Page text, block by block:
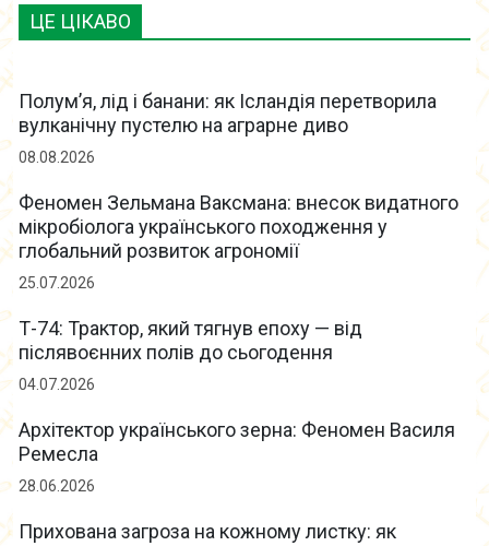
ЦЕ ЦІКАВО
Полум’я, лід і банани: як Ісландія перетворила
вулканічну пустелю на аграрне диво
08.08.2026
Феномен Зельмана Ваксмана: внесок видатного
мікробіолога українського походження у
глобальний розвиток агрономії
25.07.2026
Т-74: Трактор, який тягнув епоху — від
післявоєнних полів до сьогодення
04.07.2026
Архітектор українського зерна: Феномен Василя
Ремесла
28.06.2026
Прихована загроза на кожному листку: як